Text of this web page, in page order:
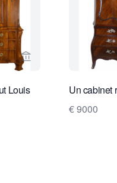
Antiquairs
Voir la page vendeur
Louis
Un cabinet
€ 9000